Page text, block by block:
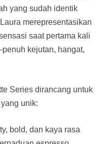
yang sudah identik
merepresentasikan
saat pertama kali
kejutan, hangat,
Series dirancang untuk
unik:
bold, dan kaya rasa